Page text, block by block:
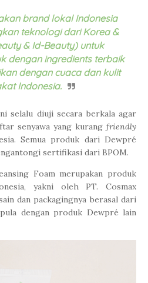
brand lokal Indonesia
teknologi dari Korea &
& Id-Beauty) untuk
dengan ingredients terbaik
dengan cuaca dan kulit
Indonesia.
selalu diuji secara berkala agar
senyawa yang kurang friendly
Semua produk dari Dewpré
sertifikasi dari BPOM.
Foam merupakan produk
yakni oleh PT. Cosmax
dan packagingnya berasal dari
dengan produk Dewpré lain